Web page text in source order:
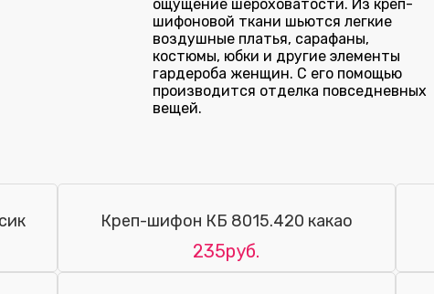
ощущение шероховатости. Из креп-
шифоновой ткани шьются легкие
воздушные платья, сарафаны,
костюмы, юбки и другие элементы
гардероба женщин. С его помощью
производится отделка повседневных
вещей.
Креп-шифон КБ 8015.420 какао
235руб.